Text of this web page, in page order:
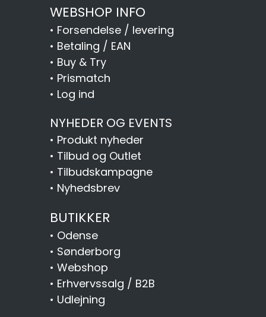
WEBSHOP INFO
• Forsendelse / levering
• Betaling / EAN
• Buy & Try
• Prismatch
• Log ind
NYHEDER OG EVENTS
• Produkt nyheder
• Tilbud og Outlet
• Tilbudskampagne
• Nyhedsbrev
BUTIKKER
• Odense
• Sønderborg
• Webshop
• Erhvervssalg / B2B
• Udlejning